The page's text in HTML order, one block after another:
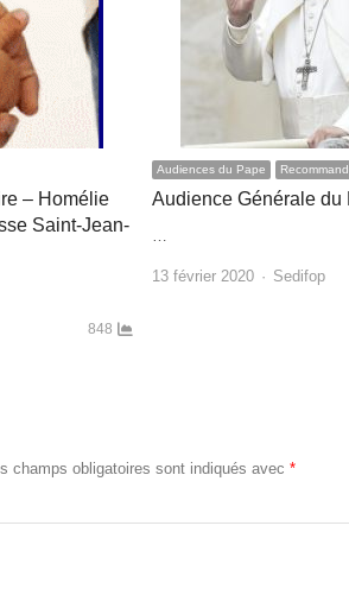
– Homélie
Saint-Jean-
848
Audiences du Pape
Audience Générale du
13 février 2020 Author
Sedifop
champs obligatoires sont indiqués avec *